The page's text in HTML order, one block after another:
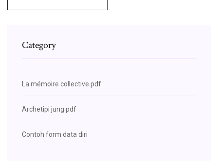
Category
La mémoire collective pdf
Archetipi jung pdf
Contoh form data diri